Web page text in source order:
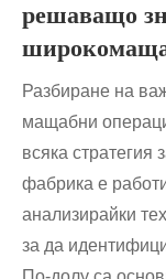
решаващо
Разбиране на
мащабни
всяка
фабрика е
анализирайки
за да